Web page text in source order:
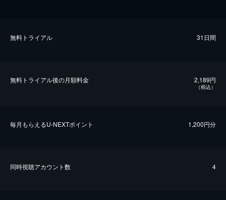
無料トライアル 31日間
無料トライアル後の⽉額料金 2,189円
（税込）
毎⽉もらえるU-NEXTポイント 1,200円分
同時視聴アカウント数 4